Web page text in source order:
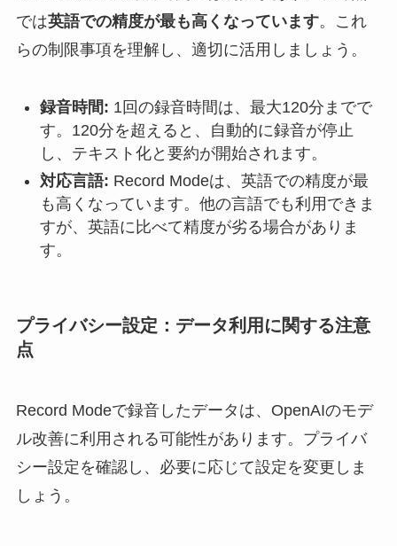
では英語での精度が最も高くなっています。これ
らの制限事項を理解し、適切に活用しましょう。
録音時間: 1回の録音時間は、最大120分までで
す。120分を超えると、自動的に録音が停止
し、テキスト化と要約が開始されます。
対応言語: Record Modeは、英語での精度が最
も高くなっています。他の言語でも利用できま
すが、英語に比べて精度が劣る場合がありま
す。
プライバシー設定：データ利用に関する注意
点
Record Modeで録音したデータは、OpenAIのモデ
ル改善に利用される可能性があります。プライバ
シー設定を確認し、必要に応じて設定を変更しま
しょう。